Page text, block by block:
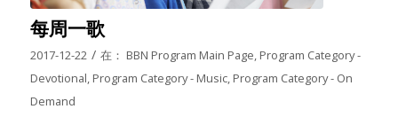
每周一歌
2017-12-22 / 在： BBN Program Main Page, Program Category -
Devotional, Program Category - Music, Program Category - On
Demand